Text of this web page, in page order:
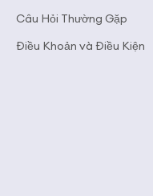
Câu Hỏi Thường Gặp
Điều Khoản và Điều Kiện